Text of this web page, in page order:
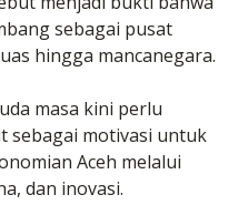
sebagai pusat
hingga mancanegara.
masa kini perlu
sebagai motivasi untuk
Aceh melalui
dan inovasi.